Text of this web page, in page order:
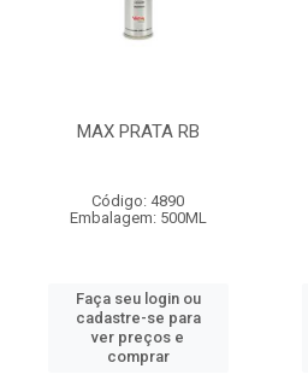
MAX PRATA RB
Código: 4890
Embalagem: 500ML
Faça seu login ou
cadastre-se para
ver preços e
comprar